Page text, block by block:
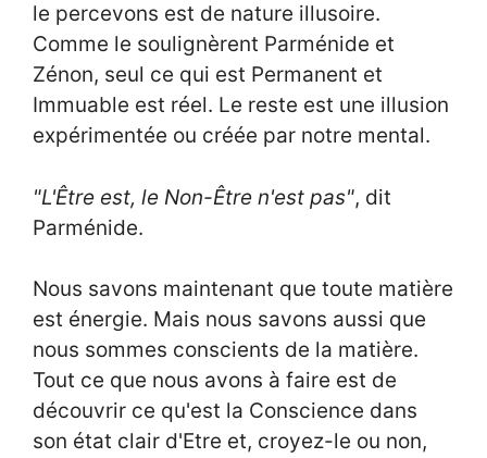
le percevons est de nature illusoire.
Comme le soulignèrent Parménide et
Zénon, seul ce qui est Permanent et
Immuable est réel. Le reste est une illusion
expérimentée ou créée par notre mental.
"L'Être est, le Non-Être n'est pas", dit
Parménide.
Nous savons maintenant que toute matière
est énergie. Mais nous savons aussi que
nous sommes conscients de la matière.
Tout ce que nous avons à faire est de
découvrir ce qu'est la Conscience dans
son état clair d'Etre et, croyez-le ou non,